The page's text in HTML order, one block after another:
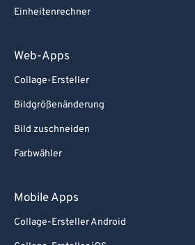
Einheitenrechner
Web-Apps
Collage-Ersteller
Bildgrößenänderung
Bild zuschneiden
Farbwähler
Mobile Apps
Collage-Ersteller Android